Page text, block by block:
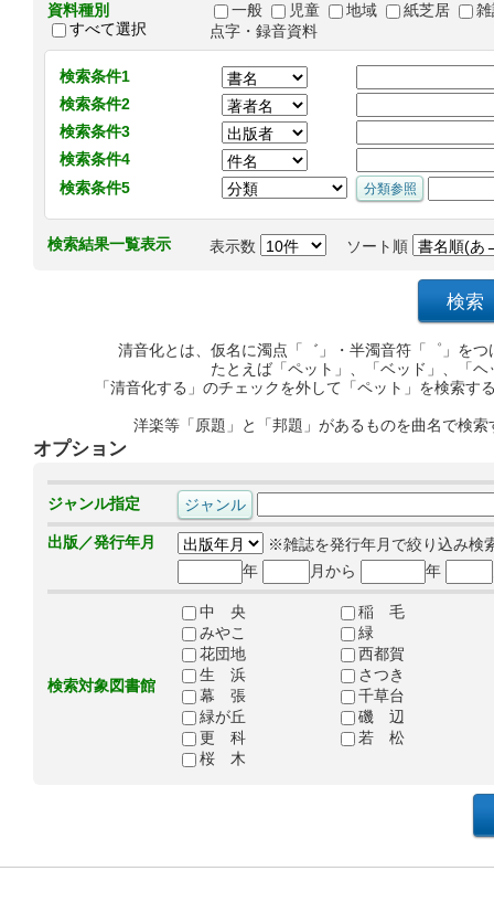
資料種別
すべて選択
一般 児童 地域 紙芝居
点字・録音資料
検索条件1
検索条件2
検索条件3
検索条件4
検索条件5
検索結果一覧表示 表示数 ソート順
清音化とは、仮名に濁点「゛」・半濁音符「゜」を
たとえば「ペット」、「ベッド」、「
「清音化する」のチェックを外して「ペット」を検索
洋楽等「原題」と「邦題」があるものを曲名で検
オプション
ジャンル指定
出版／発行年月
※雑誌を発行年月で絞り込み検
年
月から 年
検索対象図書館
中 央
稲 毛
みやこ
緑
花団地
西都賀
生 浜
さつき
幕 張
千草台
緑が丘
磯 辺
更 科
若 松
桜 木